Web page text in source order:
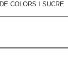
DE COLORS I SUCRE